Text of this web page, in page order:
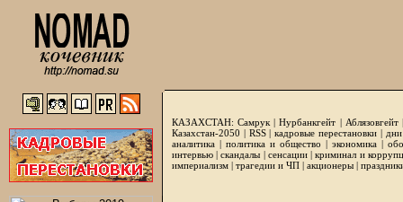
КАЗАХСТАН: Самрук |Нурбанкгейт | Аблязовгейт
Казахстан-2050 | RSS|кадровые перестановки|
аналитика | политика и общество | экономика |
интервью |скандалы | сенсации|криминал и
империализм | трагедии и ЧП | акционеры |